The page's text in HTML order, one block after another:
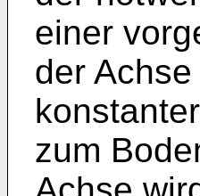
einer
der
zum